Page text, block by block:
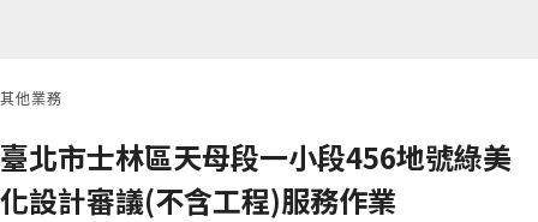
其他業務
臺北市士林區天母段一小段456地號綠美
化設計審議(不含工程)服務作業